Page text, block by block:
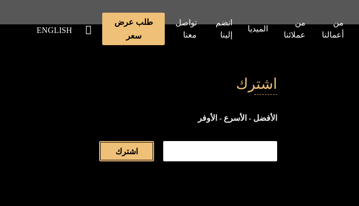
من
أعمالنا
من
عملائنا
الميديا
انضم
إلينا
تواصل
معنا
طلب عرض
سعر
ENGLISH
اشترك
الأفضل - الأسرع - الأوفر
اشترك